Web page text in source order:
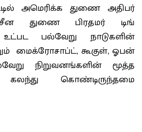
அமெரிக்க துணை அதிபர்
துணை பிரதமர் டிங்
பல்வேறு நாடுகளின்
மைக்ரோசாப்ட், கூகுள், ஓபன்
நிறுவனங்களின் மூத்த
கலந்து கொண்டிருந்தமை